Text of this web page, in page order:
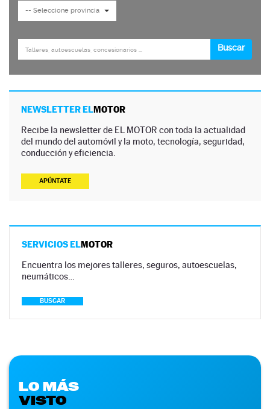
NEWSLETTER ELMOTOR
Recibe la newsletter de EL MOTOR con toda la actualidad
del mundo del automóvil y la moto, tecnología, seguridad,
conducción y eficiencia.
APÚNTATE
SERVICIOS ELMOTOR
Encuentra los mejores talleres, seguros, autoescuelas,
neumáticos…
BUSCAR
LO MÁS
VISTO